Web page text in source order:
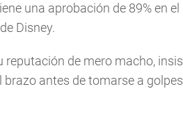
una aprobación de 89% en
Disney.
de mero macho,
antes de tomarse a